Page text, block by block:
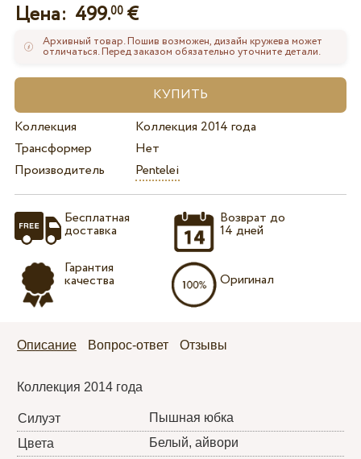
Цена: 499.00€
Архивный товар. Пошив возможен, дизайн кружева может
отличаться. Перед заказом обязательно уточните детали.
Коллекция
Коллекция 2014 года
Трансформер
Нет
Производитель
Pentelei
Бесплатная
доставка
Гарантия
качества
Возврат до
14 дней
Оригинал
Описание Вопрос-ответ Отзывы
Коллекция 2014 года
Силуэт
Пышная юбка
Цвета
Белый, айвори